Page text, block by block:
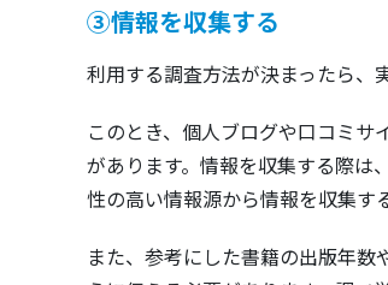
③情報を収集する
利用する調査方法が決まったら、
このとき、個人ブログや口コミ
があります。情報を収集する際は
性の高い情報源から情報を収集す
また、参考にした書籍の出版年